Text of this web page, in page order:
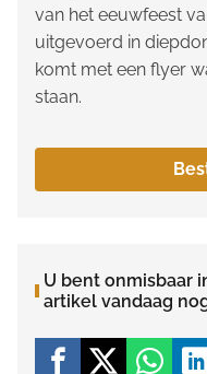
van het eeuwfeest
uitgevoerd in
komt met een flyer
staan.
U bent onmisbaar
artikel vandaag